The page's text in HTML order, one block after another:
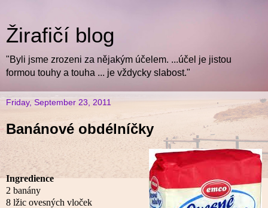
Žirafičí blog
"Byli jsme zrozeni za nějakým účelem. ...účel je jistou
formou touhy a touha ... je vždycky slabost."
Friday, September 23, 2011
Banánové obdélníčky
Ingredience
2 banány
8 lžic ovesných vloček